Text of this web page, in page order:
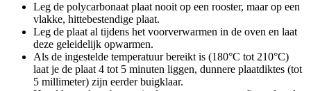
Leg de polycarbonaat plaat nooit op een rooster, maar op een
vlakke, hittebestendige plaat.
Leg de plaat al tijdens het voorverwarmen in de oven en laat
deze geleidelijk opwarmen.
Als de ingestelde temperatuur bereikt is (180°C tot 210°C)
laat je de plaat 4 tot 5 minuten liggen, dunnere plaatdiktes (tot
5 millimeter) zijn eerder buigklaar.